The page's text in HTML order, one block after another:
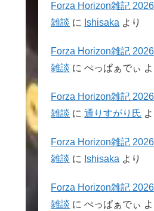
Forza Horizon雑記
雑談 に Ishisaka より
Forza Horizon雑記
雑談 にぺっぱぁでぃ
Forza Horizon雑記
雑談 に通りすがり氏
Forza Horizon雑記
雑談 に Ishisaka より
Forza Horizon雑記
雑談 にぺっぱぁでぃ